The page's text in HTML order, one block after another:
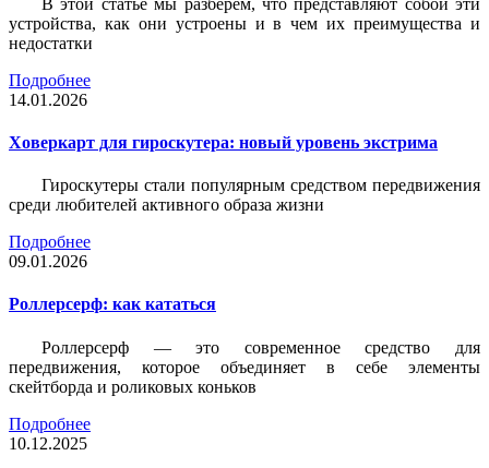
устройства, как они устроены и в чем их преимущества и
недостатки
Подробнее
14.01.2026
Ховеркарт для гироскутера: новый уровень экстрима
Гироскутеры стали популярным средством передвижения
среди любителей активного образа жизни
Подробнее
09.01.2026
Роллерсерф: как кататься
Роллерсерф — это современное средство для
передвижения, которое объединяет в себе элементы
скейтборда и роликовых коньков
Подробнее
10.12.2025